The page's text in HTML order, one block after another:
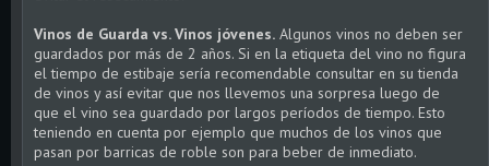
Vinos de Guarda vs. Vinos jóvenes. Algunos vinos no deben ser
guardados por más de 2 años. Si en la etiqueta del vino no figura
el tiempo de estibaje sería recomendable consultar en su tienda
de vinos y así evitar que nos llevemos una sorpresa luego de
que el vino sea guardado por largos períodos de tiempo. Esto
teniendo en cuenta por ejemplo que muchos de los vinos que
pasan por barricas de roble son para beber de inmediato.